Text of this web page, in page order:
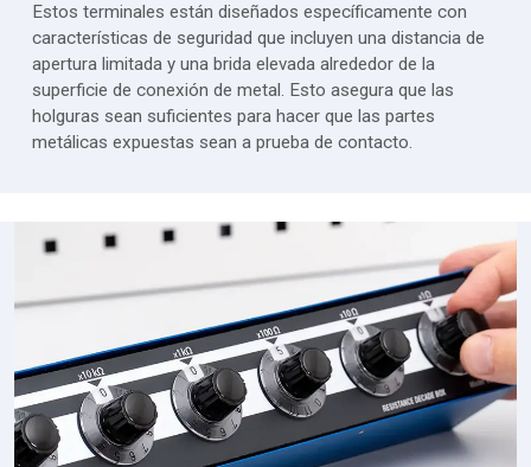
Estos terminales están diseñados específicamente con
características de seguridad que incluyen una distancia de
apertura limitada y una brida elevada alrededor de la
superficie de conexión de metal. Esto asegura que las
holguras sean suficientes para hacer que las partes
metálicas expuestas sean a prueba de contacto.